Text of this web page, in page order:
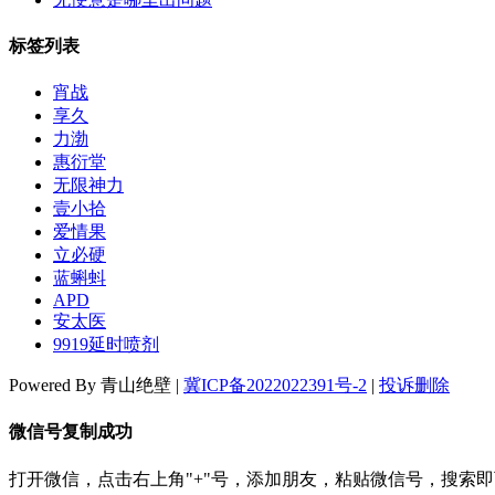
标签列表
宵战
享久
力渤
惠衍堂
无限神力
壹小拾
爱情果
立必硬
蓝蝌蚪
APD
安太医
9919延时喷剂
Powered By 青山绝壁 | 冀ICP备2022022391号-2 | 投诉删除
微信号复制成功
打开微信，点击右上角"+"号，添加朋友，粘贴微信号，搜索